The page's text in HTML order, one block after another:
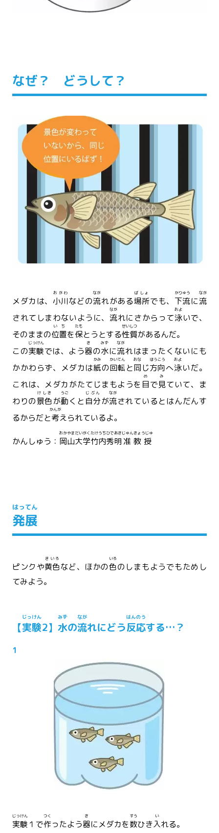
なぜ？ どうして？
メダカは、 小川
おがわ
などの流
なが
れがある場所
ばしょ
でも、 下流
かりゅう
に流
なが
されてしまわないように、 流
なが
れにさからって泳
およ
いで、
そのままの位置
いち
を保
たも
とうとする性質
せいしつ
があるんだ。
この実験
じっけん
では、よう器
き
の水
みず
に流
なが
れはまったくないにも
かかわらず、メダカは紙
かみ
の回転
かいてん
と同
おな
じ方向
ほうこう
へ泳
およ
いだ。
これは、メダカがたてじまもようを 目
め
で見
み
ていて、ま
わりの景色
けしき
が動
うご
くと 自分
じぶん
が流
なが
されているとはんだんす
るからだと考
かんが
えられているよ。
かんしゅう： 岡山大学
おかやまだいがく
竹内
たけうち
秀明
ひであき
准教授
じゅんきょうじゅ
発展
はってん
ピンクや黄色
きいろ
など、ほかの色
いろ
のしまもようでもためし
てみよう。
【実験
じっけん
2】 水
みず
の流
なが
れにどう反応
はんのう
する…？
1
実験
じっけん
１で作
つく
ったよう器
き
にメダカを数
すう
ひき入
い
れる。